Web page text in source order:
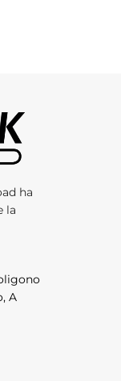
ha
la
A